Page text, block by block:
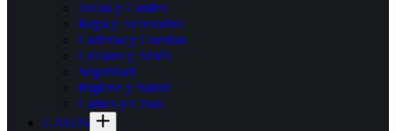
Jaulas y Caniles
Ropa y Accesorios
Cadenas y Cuerdas
Collares y Arnés
Seguridad
Higiene y Salud
Camas y Casas
GATOS